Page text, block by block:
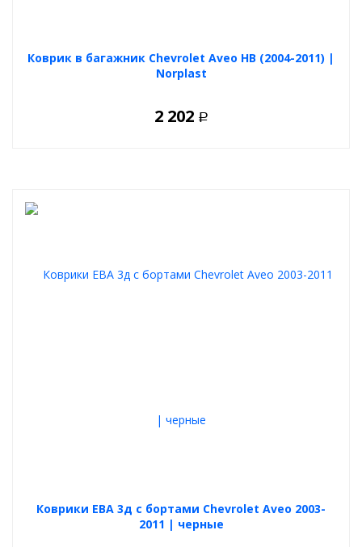
Коврик в багажник Chevrolet Aveo HB (2004-2011) |
Norplast
2 202 Р
Коврики ЕВА 3д с бортами Chevrolet Aveo 2003-
2011 | черные